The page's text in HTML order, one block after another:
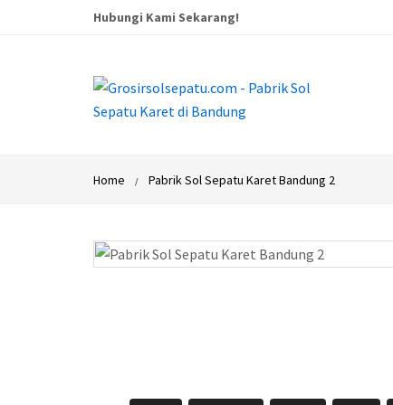
Hubungi Kami Sekarang!
Home Pabrik Sol Sepatu Karet Bandung 2